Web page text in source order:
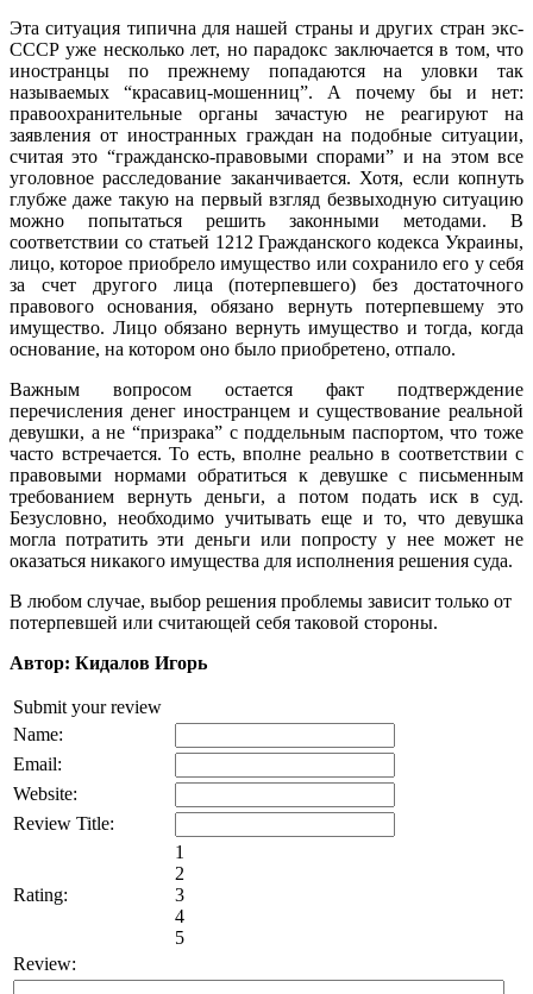
Эта ситуация типична для нашей страны и других стран экс-
СССР уже несколько лет, но парадокс заключается в том, что
иностранцы по прежнему попадаются на уловки так
называемых “красавиц-мошенниц”. А почему бы и нет:
правоохранительные органы зачастую не реагируют на
заявления от иностранных граждан на подобные ситуации,
считая это “гражданско-правовыми спорами” и на этом все
уголовное расследование заканчивается. Хотя, если копнуть
глубже даже такую на первый взгляд безвыходную ситуацию
можно попытаться решить законными методами. В
соответствии со статьей 1212 Гражданского кодекса Украины,
лицо, которое приобрело имущество или сохранило его у себя
за счет другого лица (потерпевшего) без достаточного
правового основания, обязано вернуть потерпевшему это
имущество. Лицо обязано вернуть имущество и тогда, когда
основание, на котором оно было приобретено, отпало.
Важным вопросом остается факт подтверждение
перечисления денег иностранцем и существование реальной
девушки, а не “призрака” с поддельным паспортом, что тоже
часто встречается. То есть, вполне реально в соответствии с
правовыми нормами обратиться к девушке с письменным
требованием вернуть деньги, а потом подать иск в суд.
Безусловно, необходимо учитывать еще и то, что девушка
могла потратить эти деньги или попросту у нее может не
оказаться никакого имущества для исполнения решения суда.
В любом случае, выбор решения проблемы зависит только от
потерпевшей или считающей себя таковой стороны.
Автор: Кидалов Игорь
Submit your review
Name:
Email:
Website:
Review Title:
Rating:
1
2
3
4
5
Review: